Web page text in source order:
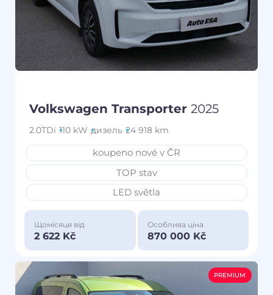
Volkswagen Transporter 2025
2.0TDi 110 kW дизель 24 918 km
koupeno nové v ČR
TOP stav
LED světla
Щомісяця від
2 622 Kč
Особлива ціна
870 000 Kč
PREMIUM